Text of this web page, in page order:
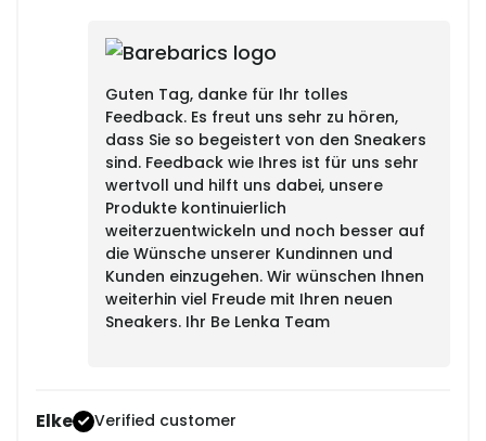
Guten Tag, danke für Ihr tolles
Feedback. Es freut uns sehr zu hören,
dass Sie so begeistert von den Sneakers
sind. Feedback wie Ihres ist für uns sehr
wertvoll und hilft uns dabei, unsere
Produkte kontinuierlich
weiterzuentwickeln und noch besser auf
die Wünsche unserer Kundinnen und
Kunden einzugehen. Wir wünschen Ihnen
weiterhin viel Freude mit Ihren neuen
Sneakers. Ihr Be Lenka Team
Elke
Verified customer